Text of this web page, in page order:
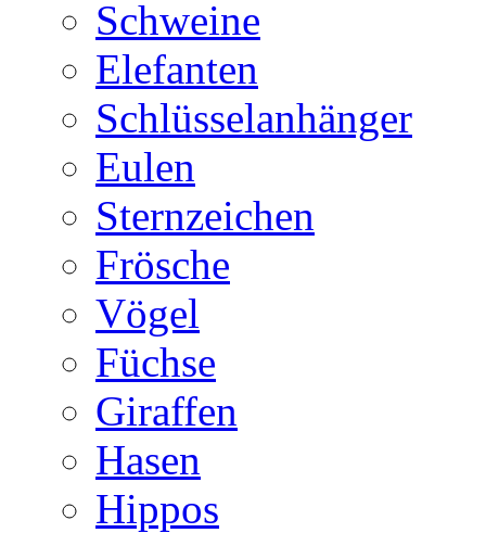
Schweine
Elefanten
Schlüsselanhänger
Eulen
Sternzeichen
Frösche
Vögel
Füchse
Giraffen
Hasen
Hippos